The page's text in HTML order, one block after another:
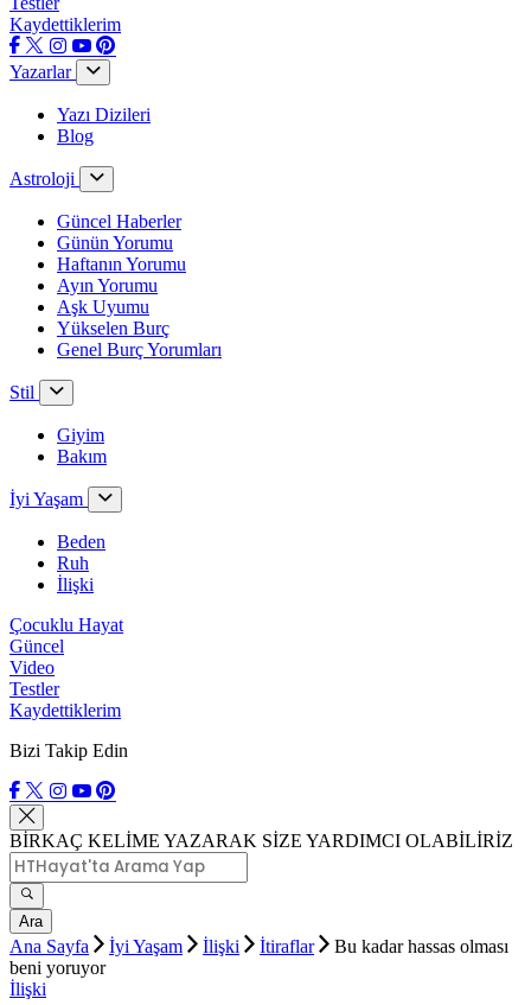
Kaydettiklerim
Yazarlar
Yazı Dizileri
Blog
Astroloji
Güncel Haberler
Günün Yorumu
Haftanın Yorumu
Ayın Yorumu
Aşk Uyumu
Yükselen Burç
Genel Burç Yorumları
Stil
Giyim
Bakım
İyi Yaşam
Beden
Ruh
İlişki
Çocuklu Hayat
Güncel
Video
Testler
Kaydettiklerim
Bizi Takip Edin
BİRKAÇ KELİME YAZARAK SİZE YARDIMCI OLABİLİRİZ
Ara
Ana Sayfa İyi Yaşam İlişki İtiraflar
Bu kadar hassas olması
beni yoruyor
İlişki